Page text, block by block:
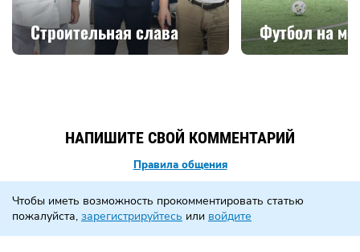
Строительная слава Футбол на
НАПИШИТЕ СВОЙ КОММЕНТАРИЙ
Правила общения
Чтобы иметь возможность прокомментировать статью
пожалуйста, зарегистрируйтесь или войдите